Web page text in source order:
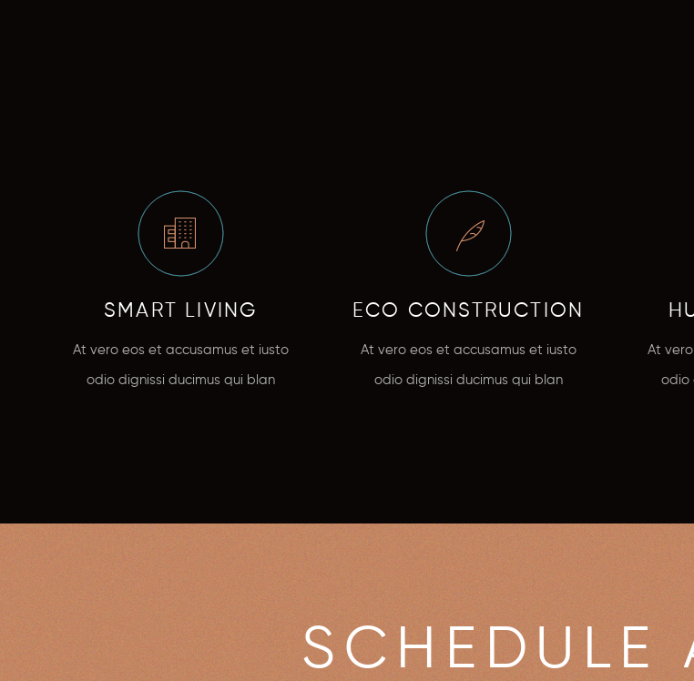
SMART LIVING
At vero eos et accusamus et iusto
odio dignissi ducimus qui blan
ECO CONSTRUCTION
At vero eos et accusamus et iusto
odio dignissi ducimus qui blan
At
odio
SCHEDULE